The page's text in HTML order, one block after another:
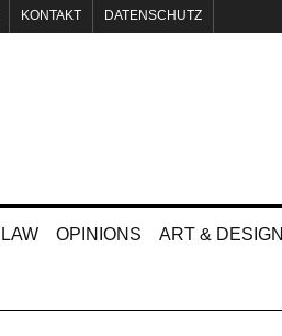
KONTAKT DATENSCHUTZ
LAW OPINIONS ART & DESIGN